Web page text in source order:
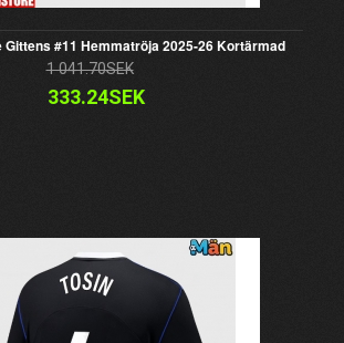
Gittens #11 Hemmatröja 2025-26 Kortärmad
1 041.70SEK
333.24SEK